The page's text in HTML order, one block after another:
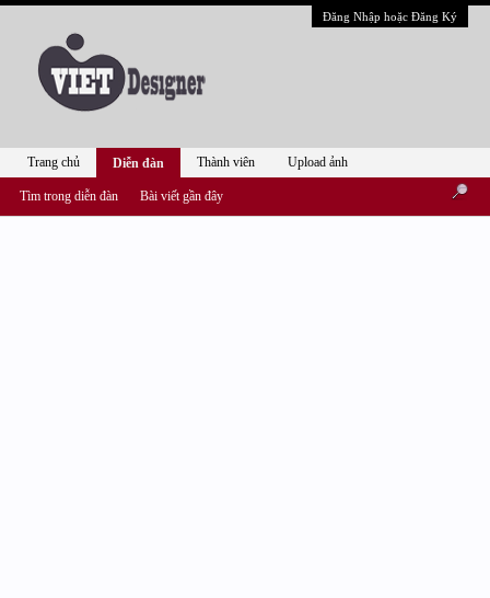
Đăng Nhập hoặc Đăng Ký
Trang chủ Diễn đàn
Tìm trong diễn đàn Bài viết gần đây
Thành viên Upload ảnh